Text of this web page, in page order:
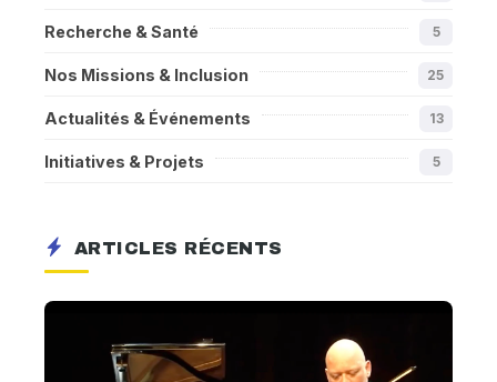
Recherche & Santé 5
Nos Missions & Inclusion 25
Actualités & Événements 13
Initiatives & Projets 5
ARTICLES RÉCENTS